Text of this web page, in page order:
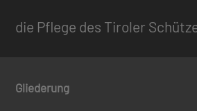
die Pflege des Tiroler
Gliederung